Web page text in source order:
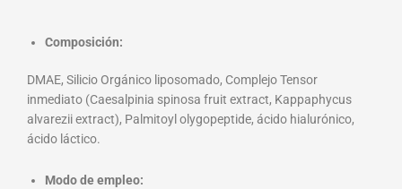
Composición:
DMAE, Silicio Orgánico liposomado, Complejo Tensor
inmediato (Caesalpinia spinosa fruit extract, Kappaphycus
alvarezii extract), Palmitoyl olygopeptide, ácido hialurónico,
ácido láctico.
Modo de empleo: